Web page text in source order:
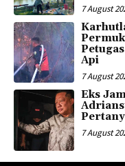
7 August
Api
7 August
Eks
7 August